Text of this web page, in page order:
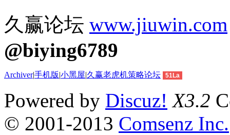
久赢论坛 www.jiuwin.com
@biying6789
Archiver|手机版|小黑屋|久赢老虎机策略论坛 51La
Powered by Discuz! X3.2
© 2001-2013 Comsenz Inc.